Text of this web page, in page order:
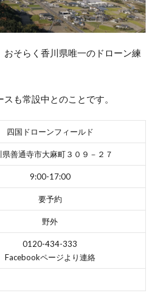
おそらく香川県唯一のドローン練
も常設中とのことです。
四国ドローンフィールド
県善通寺市大麻町３０９－２７
9:00-17:00
要予約
野外
0120-434-333
Facebookページより連絡